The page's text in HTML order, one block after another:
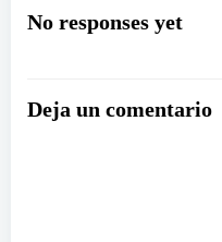
por
entradas
No responses yet
Deja un comentario